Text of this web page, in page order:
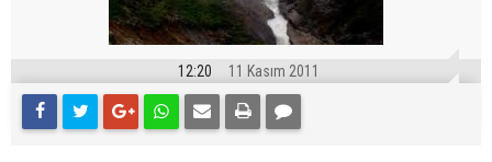
12:20 11 Kasım 2011